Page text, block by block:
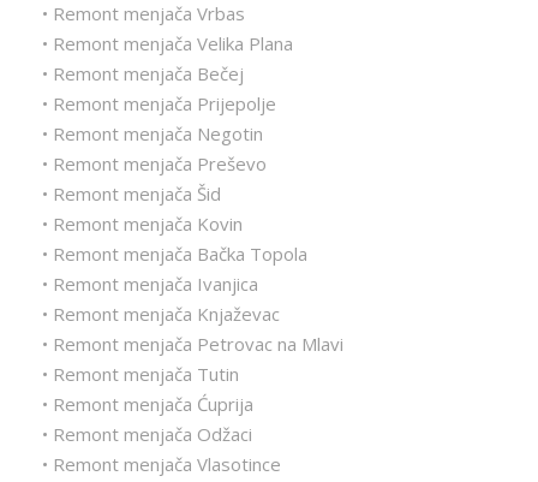
• Remont menjača Vrbas
• Remont menjača Velika Plana
• Remont menjača Bečej
• Remont menjača Prijepolje
• Remont menjača Negotin
• Remont menjača Preševo
• Remont menjača Šid
• Remont menjača Kovin
• Remont menjača Bačka Topola
• Remont menjača Ivanjica
• Remont menjača Knjaževac
• Remont menjača Petrovac na Mlavi
• Remont menjača Tutin
• Remont menjača Ćuprija
• Remont menjača Odžaci
• Remont menjača Vlasotince